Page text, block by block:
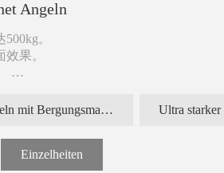
Angeln
。
效果。
、360°旋转挂钩、全封闭挂钩等。
Angeln mit Bergungsmagneten
Einzelheiten